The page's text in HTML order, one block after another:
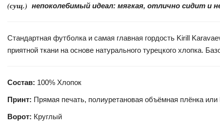
(сущ.) непоколебимый идеал: мягкая, отлично сидит и
Стандартная футболка и самая главная гордость Kirill
приятной ткани на основе натурального турецкого хлопка.
Состав: 100% Хлопок
Принт: Прямая печать, полиуретановая объёмная плёнка или
Ворот: Круглый